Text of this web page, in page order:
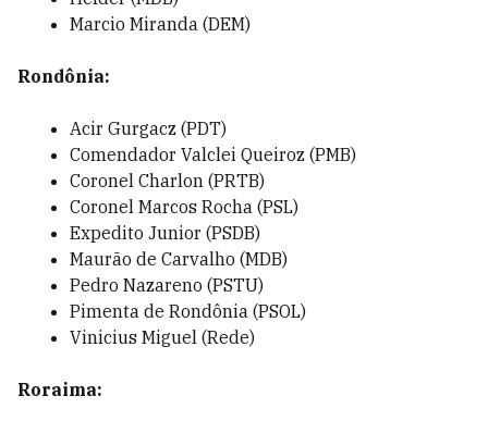
Marcio Miranda (DEM)
Rondônia:
Acir Gurgacz (PDT)
Comendador Valclei Queiroz (PMB)
Coronel Charlon (PRTB)
Coronel Marcos Rocha (PSL)
Expedito Junior (PSDB)
Maurão de Carvalho (MDB)
Pedro Nazareno (PSTU)
Pimenta de Rondônia (PSOL)
Vinicius Miguel (Rede)
Roraima: